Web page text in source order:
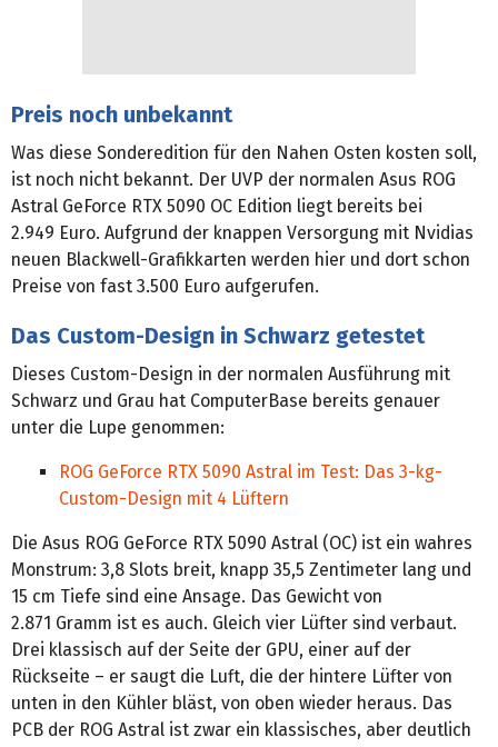
Preis noch unbekannt
Was diese Sonderedition für den Nahen Osten kosten soll,
ist noch nicht bekannt. Der UVP der normalen Asus ROG
Astral GeForce RTX 5090 OC Edition liegt bereits bei
2.949 Euro. Aufgrund der knappen Versorgung mit Nvidias
neuen Blackwell-Grafikkarten werden hier und dort schon
Preise von fast 3.500 Euro aufgerufen.
Das Custom-Design in Schwarz getestet
Dieses Custom-Design in der normalen Ausführung mit
Schwarz und Grau hat ComputerBase bereits genauer
unter die Lupe genommen:
ROG GeForce RTX 5090 Astral im Test: Das 3-kg-
Custom-Design mit 4 Lüftern
Die Asus ROG GeForce RTX 5090 Astral (OC) ist ein wahres
Monstrum: 3,8 Slots breit, knapp 35,5 Zentimeter lang und
15 cm Tiefe sind eine Ansage. Das Gewicht von
2.871 Gramm ist es auch. Gleich vier Lüfter sind verbaut.
Drei klassisch auf der Seite der GPU, einer auf der
Rückseite – er saugt die Luft, die der hintere Lüfter von
unten in den Kühler bläst, von oben wieder heraus. Das
PCB der ROG Astral ist zwar ein klassisches, aber deutlich